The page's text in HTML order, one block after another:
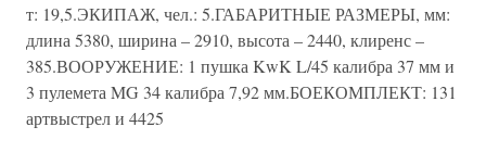
т: 19,5.ЭКИПАЖ, чел.: 5.ГАБАРИТНЫЕ РАЗМЕРЫ, мм:
длина 5380, ширина – 2910, высота – 2440, клиренс –
385.ВООРУЖЕНИЕ: 1 пушка KwK L/45 калибра 37 мм и
3 пулемета MG 34 калибра 7,92 мм.БОЕКОМПЛЕКТ: 131
артвыстрел и 4425